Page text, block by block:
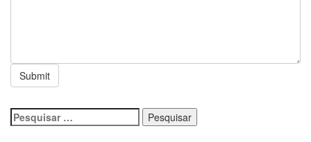
15:17Vacinação em Parintins: Governador Wilson Lima
11:36Faustão fica fora da TV até 2022; devido demissão
antecipada, veja mas detalhes;
Pesquisar
por: